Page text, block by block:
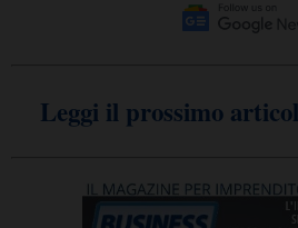
Leggi il prossimo